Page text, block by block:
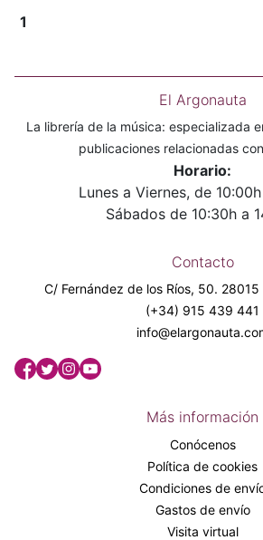
1
El Argonauta
La librería de la música: especializada
publicaciones relacionadas
Horario:
Lunes a Viernes, de
Sábados de 10:30h a
Contacto
C/ Fernández de los Ríos, 50.
(+34) 915 439 441
Más información
Conócenos
Política de cookies
Condiciones de
Gastos de envío
Visita virtual